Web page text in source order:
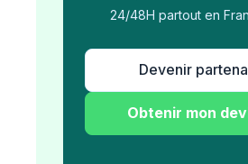
24/48H partout en
Devenir
Obtenir mon